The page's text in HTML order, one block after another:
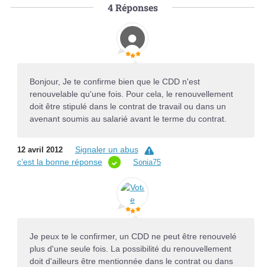
4Réponses
Bonjour, Je te confirme bien que le CDD n'est
renouvelable qu'une fois. Pour cela, le renouvellement
doit être stipulé dans le contrat de travail ou dans un
avenant soumis au salarié avant le terme du contrat.
12 avril 2012
Signaler un abus
c’est la bonne réponse
Sonia75
Je peux te le confirmer, un CDD ne peut être renouvelé
plus d'une seule fois. La possibilité du renouvellement
doit d'ailleurs être mentionnée dans le contrat ou dans